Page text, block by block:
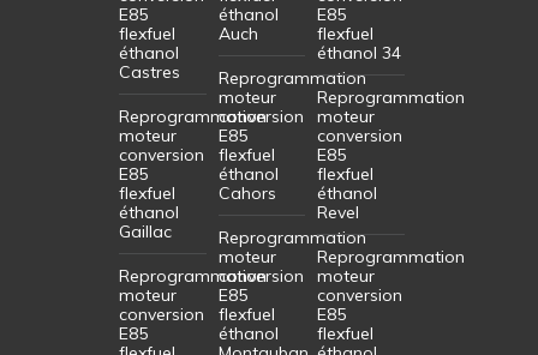
E85
flexfuel
éthanol
Castres
Reprogrammation
moteur
conversion
E85
flexfuel
éthanol
Gaillac
Reprogrammation
moteur
conversion
E85
éthanol
Auch
Reprogrammation
moteur
conversion
E85
flexfuel
éthanol
Cahors
Reprogrammation
moteur
conversion
E85
flexfuel
éthanol
E85
flexfuel
éthanol 34
Reprogrammation
moteur
conversion
E85
flexfuel
éthanol
Revel
Reprogrammation
moteur
conversion
E85
flexfuel